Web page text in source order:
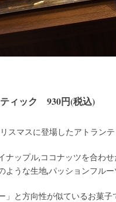
ィック 930円(税込)
スマスに登場したアトランテ
ナップル,ココナッツを合わ
ような生地,パッションフルー
」と方向性が似ているお菓子